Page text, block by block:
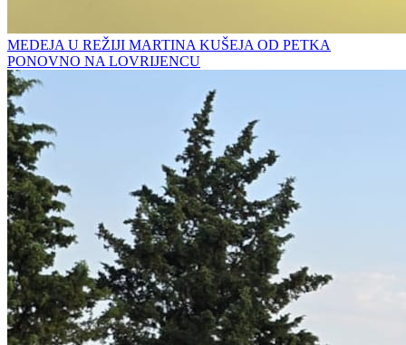
MEDEJA U REŽIJI MARTINA KUŠEJA OD PETKA
PONOVNO NA LOVRIJENCU